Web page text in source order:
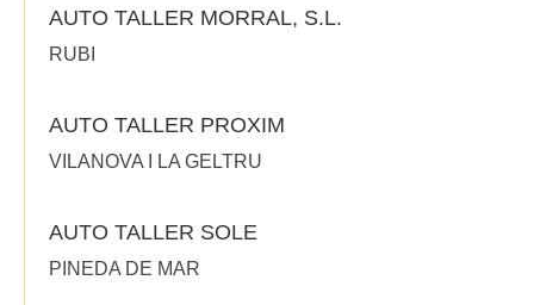
AUTO TALLER MORRAL, S.L.
RUBI
AUTO TALLER PROXIM
VILANOVA I LA GELTRU
AUTO TALLER SOLE
PINEDA DE MAR